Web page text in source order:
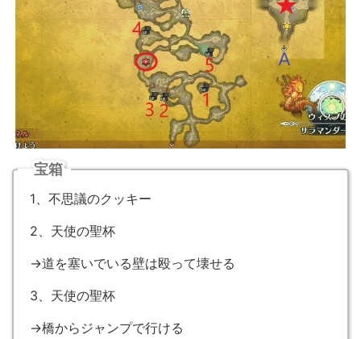
宝箱
1、不思議のクッキー
2、天使の聖杯
→道を塞いでいる壁は殴って壊せる
3、天使の聖杯
→橋からジャンプで行ける